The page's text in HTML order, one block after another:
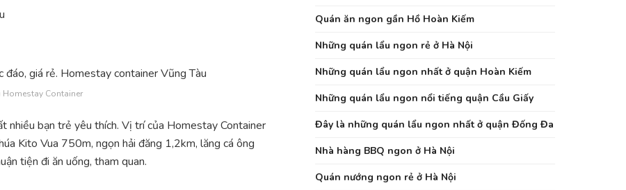
Homestay Container
nhiều bạn trẻ yêu thích. Vị trí của Homestay Container
Kito Vua 750m, ngọn hải đăng 1,2km, lăng cá ông
tiện đi ăn uống, tham quan.
Quán ăn ngon gần Hồ Hoàn Kiếm
Những quán lẩu ngon rẻ ở Hà Nội
Những quán lẩu ngon nhất ở quận Hoàn Kiếm
Những quán lẩu ngon nổi tiếng quận Cầu Giấy
Đây là những quán lẩu ngon nhất ở quận Đống Đa
Nhà hàng BBQ ngon ở Hà Nội
Quán nướng ngon rẻ ở Hà Nội